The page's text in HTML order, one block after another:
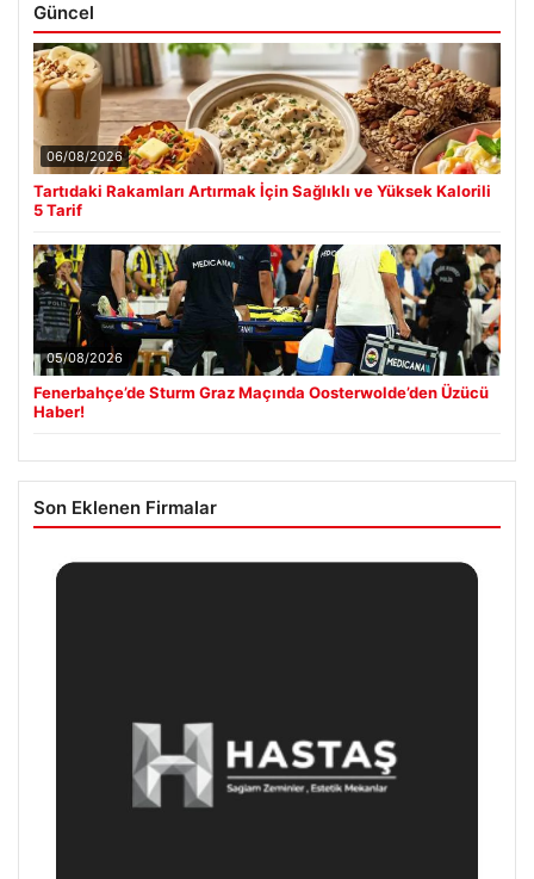
Güncel
06/08/2026
Tartıdaki Rakamları Artırmak İçin Sağlıklı ve Yüksek Kalorili
5 Tarif
05/08/2026
Fenerbahçe’de Sturm Graz Maçında Oosterwolde’den Üzücü
Haber!
Son Eklenen Firmalar